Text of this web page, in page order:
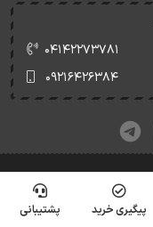
۰۴۱۴۲۲۷۳۷۸۱
۰۹۲۱۶۴۲۶۳۸۴
پیگیری خرید پشتیبانی